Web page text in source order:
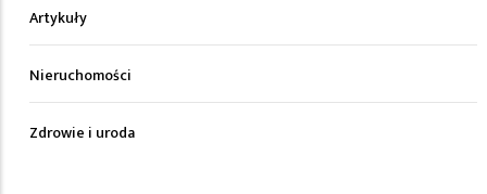
Artykuły
Nieruchomości
Zdrowie i uroda